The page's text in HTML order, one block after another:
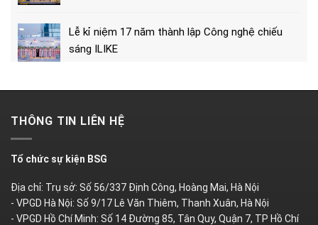
Lễ kỉ niệm 17 năm thành lập Công nghệ chiếu
sáng ILIKE
THÔNG TIN LIÊN HỆ
Tổ chức sự kiện BSG
Địa chỉ: Trụ sở: Số 56/337 Định Công, Hoàng Mai, Hà Nội
- VPGD Hà Nội: Số 9/17 Lê Văn Thiêm, Thanh Xuân, Hà Nội
- VPGD Hồ Chí Minh: Số 14 Đường 85, Tân Quy, Quận 7, TP Hồ Chí